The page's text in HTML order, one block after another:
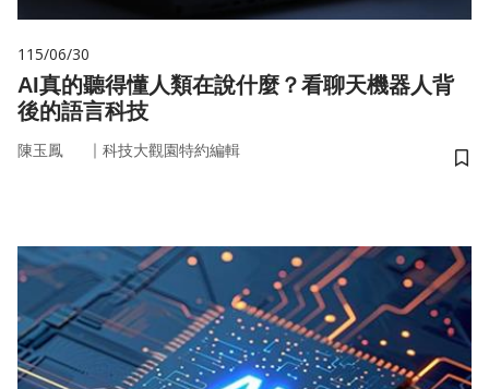
115/06/30
AI真的聽得懂人類在說什麼？看聊天機器人背
後的語言科技
陳玉鳳 ｜ 科技大觀園特約編輯
儲